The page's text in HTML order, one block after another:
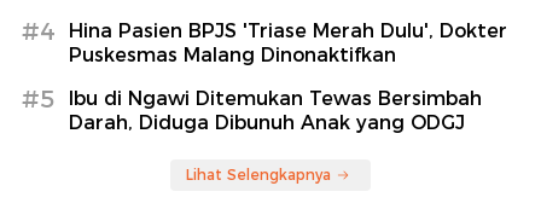
#4
Hina Pasien BPJS 'Triase Merah Dulu', Dokter
Puskesmas Malang Dinonaktifkan
#5
Ibu di Ngawi Ditemukan Tewas Bersimbah
Darah, Diduga Dibunuh Anak yang ODGJ
Lihat Selengkapnya